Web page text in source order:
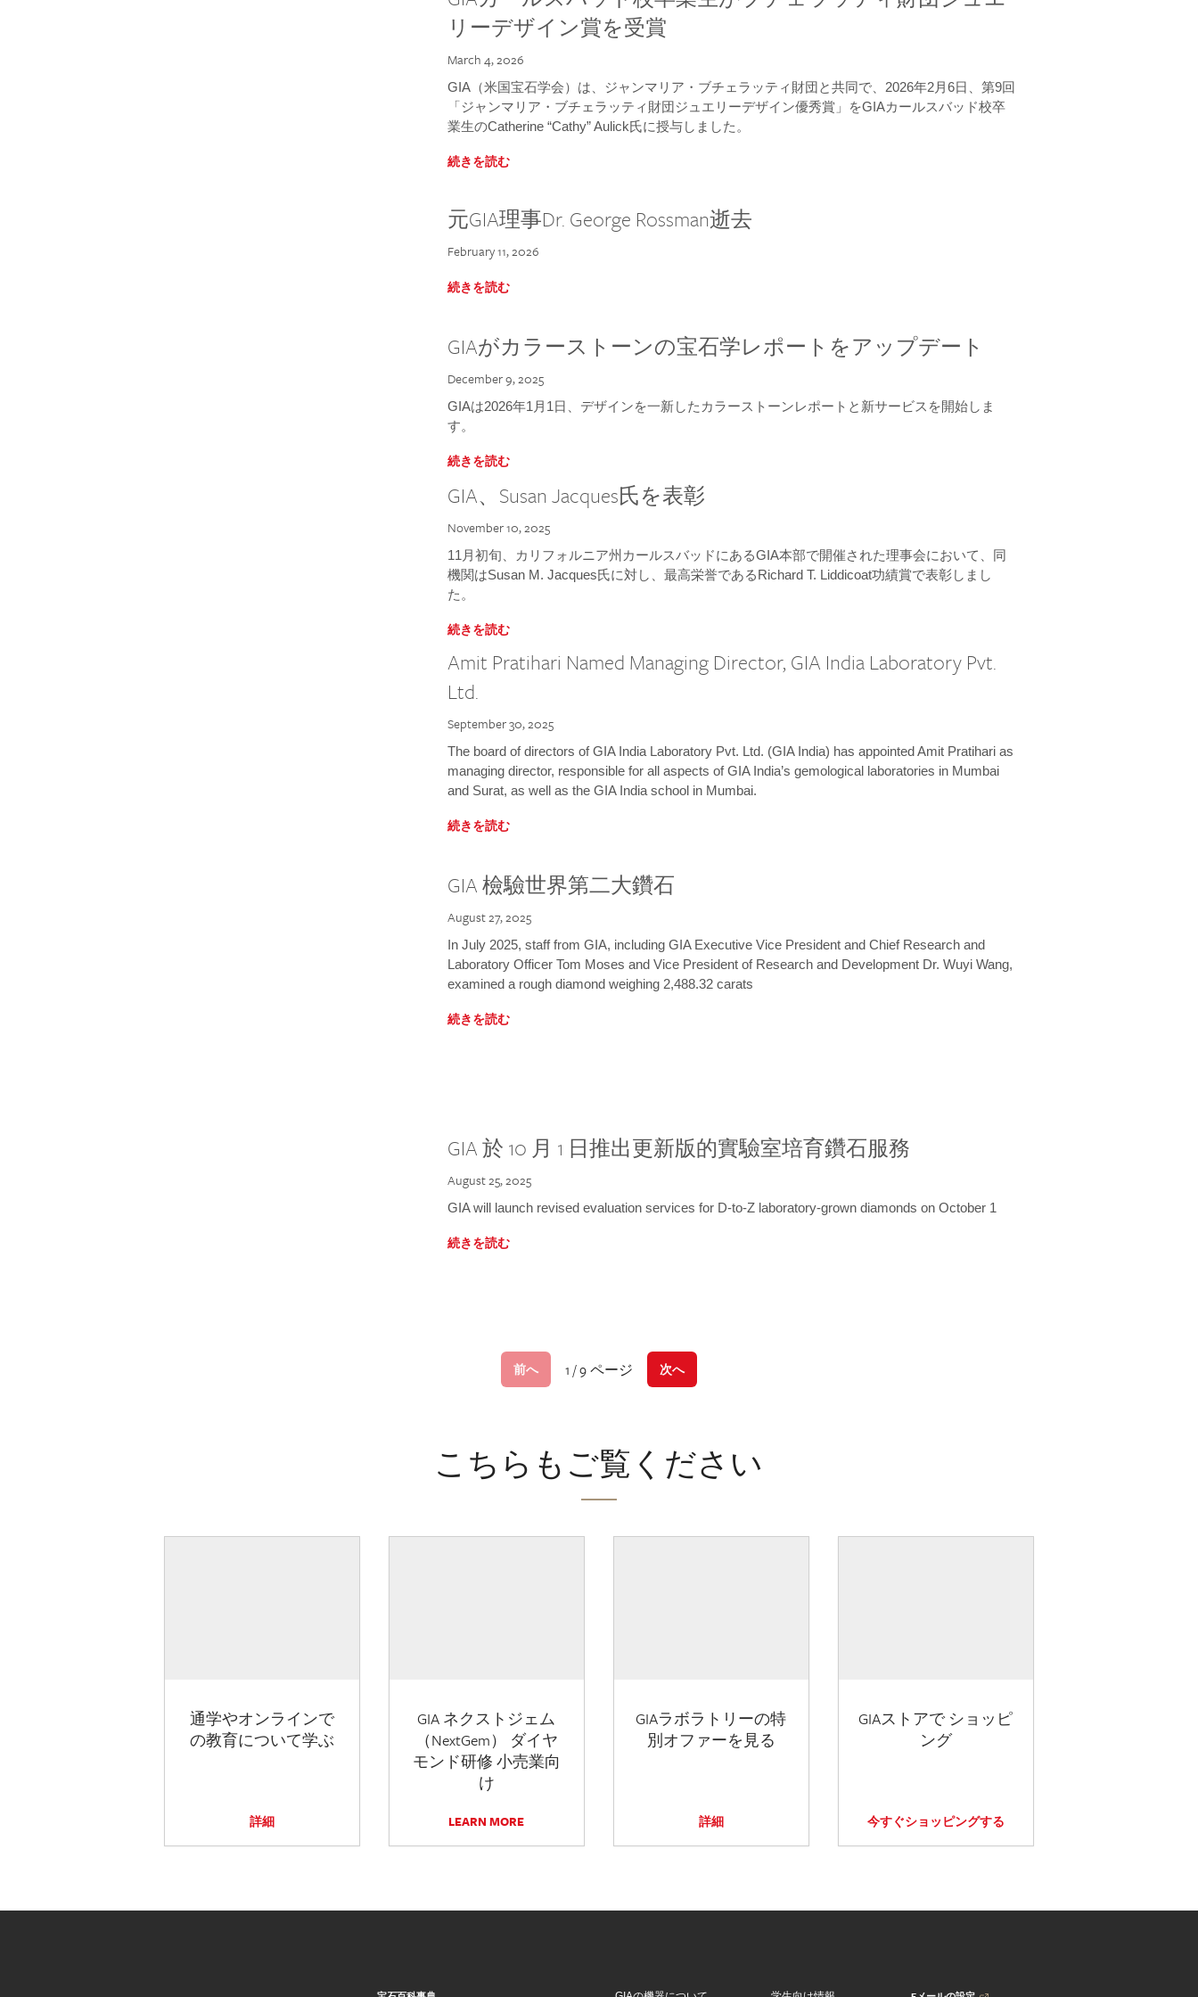
リーデザイン賞を受賞
March 4, 2026
GIA（米国宝石学会）は、ジャンマリア・ブチェラッティ財団と共同で、2026年2月6日、第9回
「ジャンマリア・ブチェラッティ財団ジュエリーデザイン優秀賞」をGIAカールスバッド校卒
業生のCatherine “Cathy” Aulick氏に授与しました。
続きを読む
元GIA理事Dr. George Rossman逝去
February 11, 2026
続きを読む
GIAがカラーストーンの宝石学レポートをアップデート
December 9, 2025
GIAは2026年1月1日、デザインを一新したカラーストーンレポートと新サービスを開始しま
す。
続きを読む
GIA、Susan Jacques氏を表彰
November 10, 2025
11月初旬、カリフォルニア州カールスバッドにあるGIA本部で開催された理事会において、同
機関はSusan M. Jacques氏に対し、最高栄誉であるRichard T. Liddicoat功績賞で表彰しまし
た。
続きを読む
Amit Pratihari Named Managing Director, GIA India Laboratory Pvt.
Ltd.
September 30, 2025
The board of directors of GIA India Laboratory Pvt. Ltd. (GIA India) has appointed Amit Pratihari as
managing director, responsible for all aspects of GIA India’s gemological laboratories in Mumbai
and Surat, as well as the GIA India school in Mumbai.
続きを読む
GIA 檢驗世界第二大鑽石
August 27, 2025
In July 2025, staff from GIA, including GIA Executive Vice President and Chief Research and
Laboratory Officer Tom Moses and Vice President of Research and Development Dr. Wuyi Wang,
examined a rough diamond weighing 2,488.32 carats
続きを読む
GIA 於 10 月 1 日推出更新版的實驗室培育鑽石服務
August 25, 2025
GIA will launch revised evaluation services for D-to-Z laboratory-grown diamonds on October 1
続きを読む
前へ 1 / 9 ページ 次へ
こちらもご覧ください
通学やオンラインで
の教育について学ぶ
詳細
GIA ネクストジェム
（NextGem） ダイヤ
モンド研修 小売業向
け
LEARN MORE
GIAラボラトリーの特
別オファーを見る
詳細
GIAストアで ショッピ
ング
今すぐショッピングする